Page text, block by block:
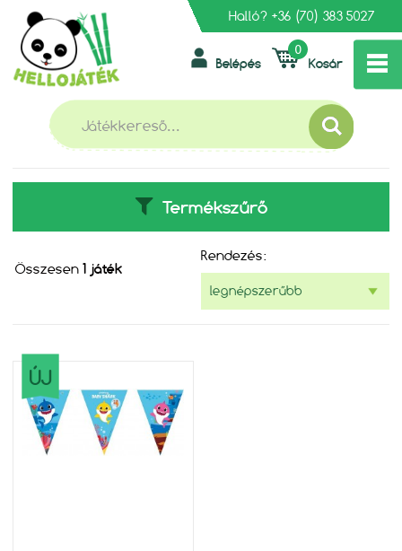
Halló? +36 (70) 383 5027
Kosár
0
Belépés
BABY SHARK
Termékszűrő
Összesen 1 játék
Rendezés:
ÚJ